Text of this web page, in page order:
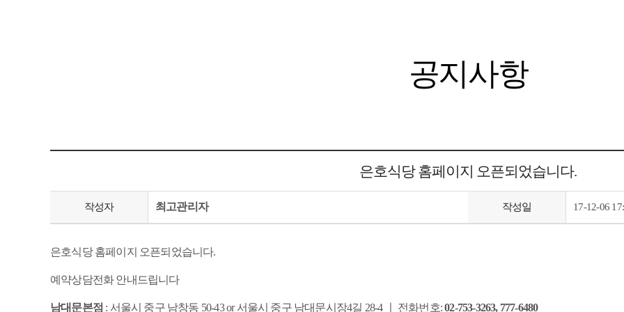
공지사항
은호식당 홈페이지 오픈되었습니다.
작성자 최고관리자 작성일 17-12-06
은호식당 홈페이지 오픈되었습니다.
예약상담전화 안내드립니다
남대문본점 : 서울시 중구 남창동 50-43 or 서울시 중구 남대문시장4길 28-4 ㅣ 전화번호:02-753-3263, 777-6480